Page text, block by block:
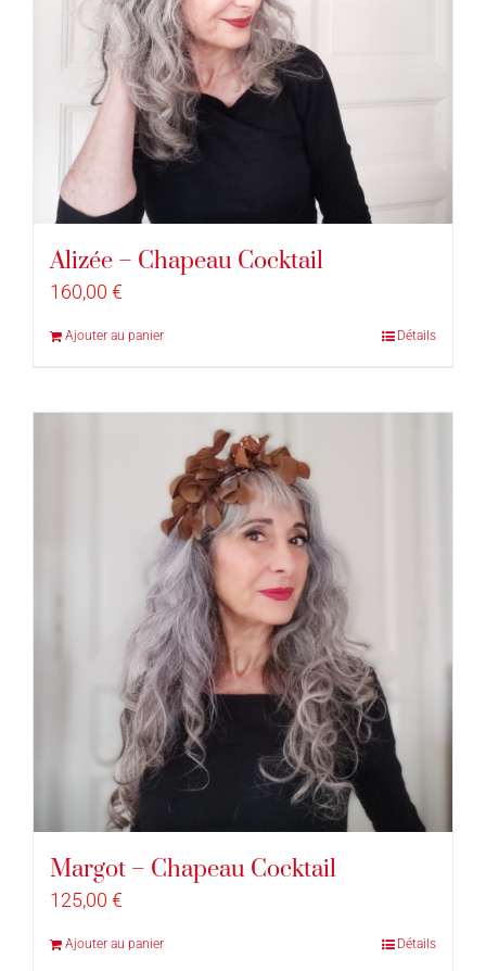
Alizée – Chapeau Cocktail
160,00 €
Ajouter au panier Détails
Margot – Chapeau Cocktail
125,00 €
Ajouter au panier Détails